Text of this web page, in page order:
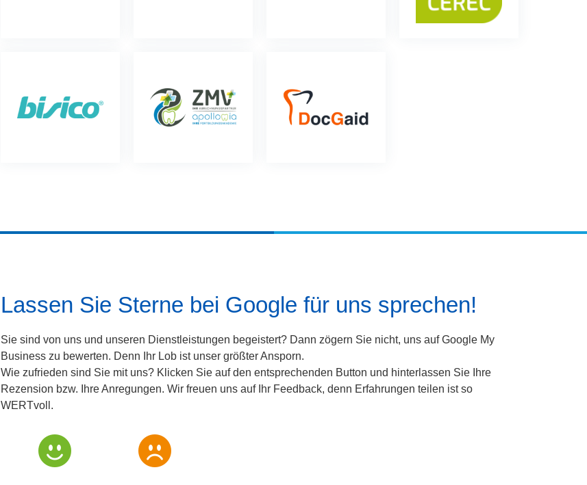
Lassen Sie Sterne bei Google für uns sprechen!
Sie sind von uns und unseren Dienstleistungen begeistert? Dann zögern Sie nicht, uns auf Google My
Business zu bewerten. Denn Ihr Lob ist unser größter Ansporn.
Wie zufrieden sind Sie mit uns? Klicken Sie auf den entsprechenden Button und hinterlassen Sie Ihre
Rezension bzw. Ihre Anregungen. Wir freuen uns auf Ihr Feedback, denn Erfahrungen teilen ist so
WERTvoll.